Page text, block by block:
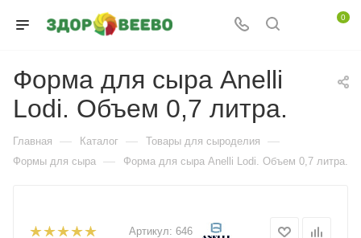
0
Форма для сыра Anelli
Lodi. Объем 0,7 литра.
Главная — Каталог — Товары для сыроделия —
Формы для сыра — Форма для сыра Anelli Lodi. Объем 0,7 литра.
Артикул: 646